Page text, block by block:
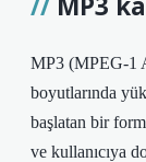
MP3 (MPEG-1
boyutlarında
başlatan bir
ve kullanıcıya